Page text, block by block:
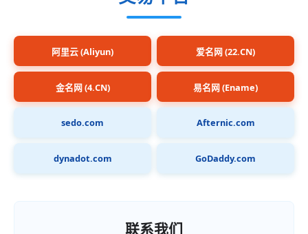
阿里云 (Aliyun) 爱名网 (22.CN)
金名网 (4.CN) 易名网 (Ename)
sedo.com Afternic.com
dynadot.com GoDaddy.com
联系我们